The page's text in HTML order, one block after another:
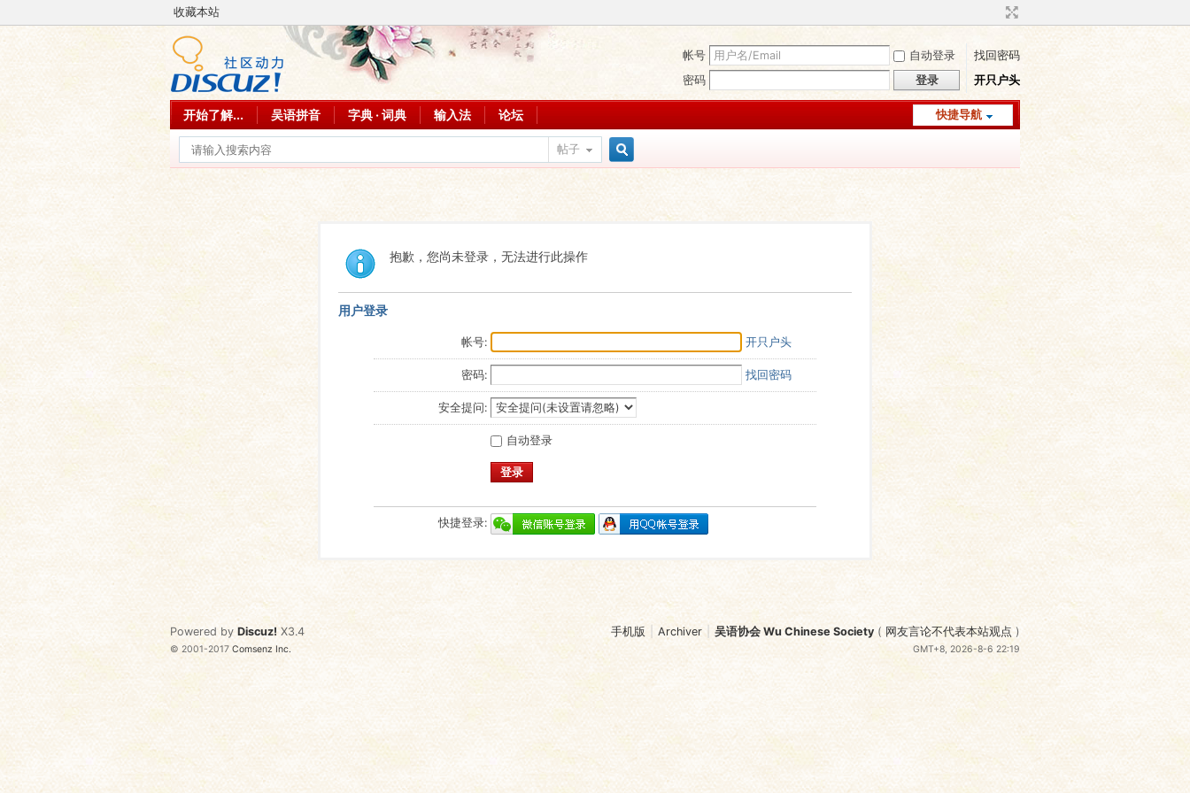
收藏本站
帐号 自动登录
找回密码
密码
登录 开只户头
快捷导航
开始了解... 吴语拼音 字典 · 词典 输入法 论坛
帖子
抱歉，您尚未登录，无法进行此操作
用户登录
帐号: 开只户头
密码: 找回密码
安全提问:
自动登录
登录
快捷登录:
手机版 Archiver 吴语协会 Wu Chinese Society ( 网友言论不代表本站观点 )
GMT+8, 2026-8-6 22:19
Powered by Discuz! X3.4
© 2001-2017Comsenz Inc.